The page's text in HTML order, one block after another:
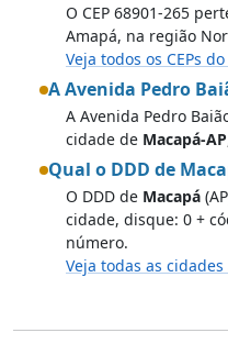
O CEP 68901-265
Amapá, na região
Veja todos os CEPs
A Avenida Pedro
A Avenida Pedro
cidade de Macapá-AP
Qual o DDD de
O DDD de Macapá
cidade, disque: 0 +
número.
Veja todas as